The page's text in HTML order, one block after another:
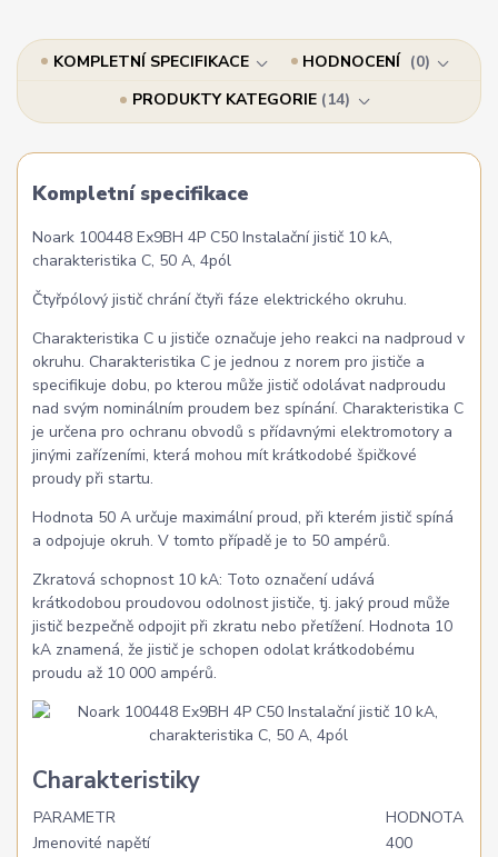
KOMPLETNÍ SPECIFIKACE HODNOCENÍ
0
PRODUKTY KATEGORIE 14
Kompletní specifikace
Noark 100448 Ex9BH 4P C50 Instalační jistič 10 kA,
charakteristika C, 50 A, 4pól
Čtyřpólový jistič chrání čtyři fáze elektrického okruhu.
Charakteristika C u jističe označuje jeho reakci na nadproud v
okruhu. Charakteristika C je jednou z norem pro jističe a
specifikuje dobu, po kterou může jistič odolávat nadproudu
nad svým nominálním proudem bez spínání. Charakteristika C
je určena pro ochranu obvodů s přídavnými elektromotory a
jinými zařízeními, která mohou mít krátkodobé špičkové
proudy při startu.
Hodnota 50 A určuje maximální proud, při kterém jistič spíná
a odpojuje okruh. V tomto případě je to 50 ampérů.
Zkratová schopnost 10 kA: Toto označení udává
krátkodobou proudovou odolnost jističe, tj. jaký proud může
jistič bezpečně odpojit při zkratu nebo přetížení. Hodnota 10
kA znamená, že jistič je schopen odolat krátkodobému
proudu až 10 000 ampérů.
Charakteristiky
PARAMETR
HODNOTA
Jmenovité napětí
400